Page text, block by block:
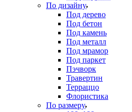
По дизайну
Под дерево
Под бетон
Под камень
Под металл
Под мрамор
Под паркет
Пэчворк
Травертин
Терраццо
Флористика
По размеру